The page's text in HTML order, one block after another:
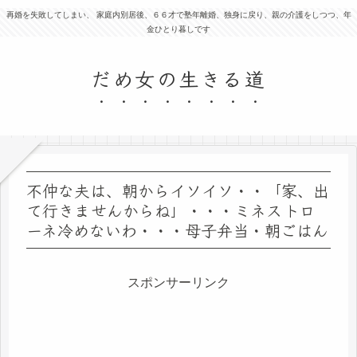
再婚を失敗してしまい、 家庭内別居後、６６才で塾年離婚、独身に戻り、親の介護をしつつ、年
金ひとり暮しです
だめ女の生きる道
不仲な夫は、朝からイソイソ・・「家、出
て行きませんからね」・・・ミネストロ
ーネ冷めないわ・・・母子弁当・朝ごはん
スポンサーリンク